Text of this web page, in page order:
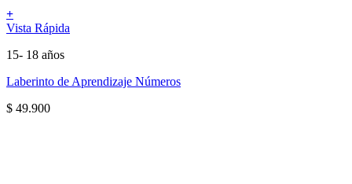
+
Vista Rápida
15- 18 años
Laberinto de Aprendizaje Números
$ 49.900